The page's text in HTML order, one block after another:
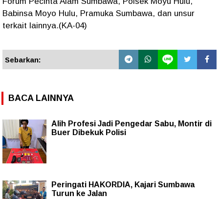
Babinsa Moyo Hulu, Pramuka Sumbawa, dan unsur
terkait lainnya.(KA-04)
Sebarkan:
BACA LAINNYA
Alih Profesi Jadi Pengedar Sabu, Montir di
Buer Dibekuk Polisi
Peringati HAKORDIA, Kajari Sumbawa
Turun ke Jalan